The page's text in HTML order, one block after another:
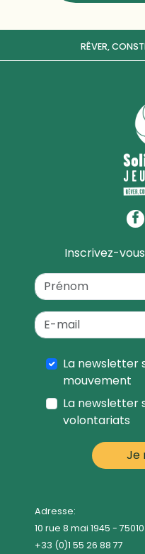
RÊVER,
Inscrivez-
La newsletter
mouvement
La newsletter
volontariats
Adresse:
10 rue 8 mai 1945 -
+33 (0)1 55 26 88 77